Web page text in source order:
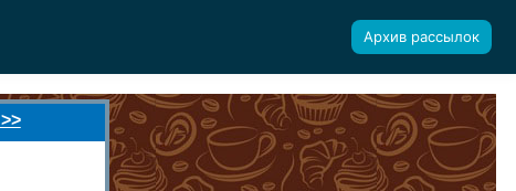
Архив рассылок